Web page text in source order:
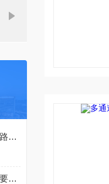
气相14通阀选购指南2026 | 从流路设计到密封技术一次讲透
气相色谱进样阀的操作步骤及主要注意事项